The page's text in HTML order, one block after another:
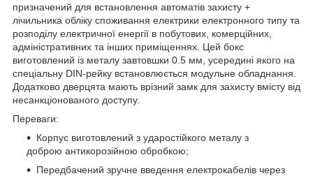
призначений для встановлення автоматів захисту +
лічильника обліку споживання електрики електронного типу та
розподілу електричної енергії в побутових, комерційних,
адміністративних та інших приміщеннях. Цей бокс
виготовлений із металу завтовшки 0.5 мм, усередині якого на
спеціальну DIN-рейку встановлюється модульне обладнання.
Додатково дверцята мають врізний замк для захисту вмісту від
несанкціонованого доступу.
Переваги:
Корпус виготовлений з ударостійкого металу з
доброю антикорозійною обробкою;
Передбачений зручне введення електрокабелів через